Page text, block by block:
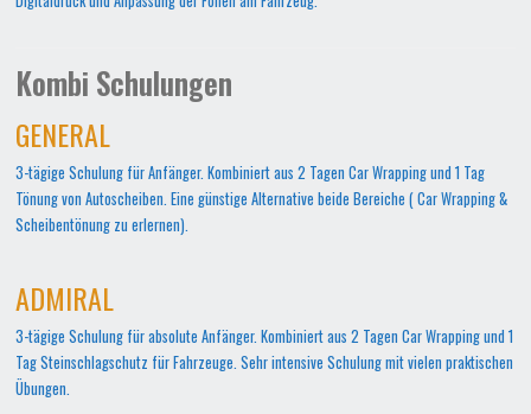
Kombi Schulungen
GENERAL
3-tägige Schulung für Anfänger. Kombiniert aus 2 Tagen Car Wrapping und 1 Tag
Tönung von Autoscheiben. Eine günstige Alternative beide Bereiche ( Car Wrapping &
Scheibentönung zu erlernen).
ADMIRAL
3-tägige Schulung für absolute Anfänger. Kombiniert aus 2 Tagen Car Wrapping und 1
Tag Steinschlagschutz für Fahrzeuge. Sehr intensive Schulung mit vielen praktischen
Übungen.